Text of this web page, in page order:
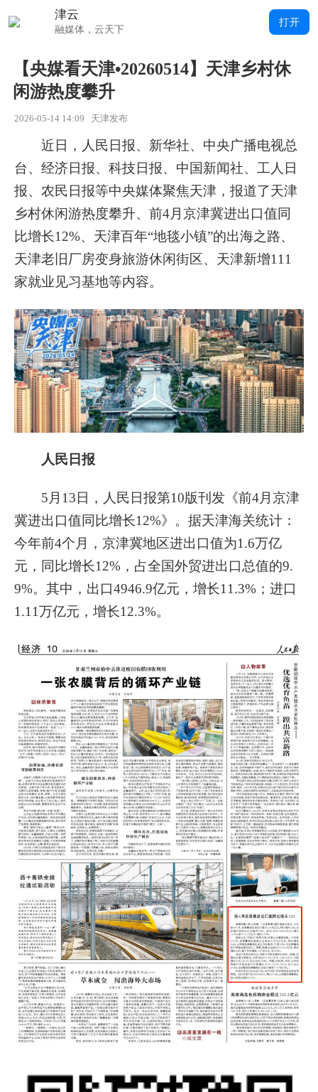
【央媒看天津•20260514】天津乡村休
闲游热度攀升
2026-05-14 14:09 天津发布
近日，人民日报、新华社、中央广播电视总
台、经济日报、科技日报、中国新闻社、工人日
报、农民日报等中央媒体聚焦天津，报道了天津
乡村休闲游热度攀升、前4月京津冀进出口值同
比增长12%、天津百年“地毯小镇”的出海之路、
天津老旧厂房变身旅游休闲街区、天津新增111
家就业见习基地等内容。
人民日报
5月13日，人民日报第10版刊发《前4月京津
冀进出口值同比增长12%》。 据天津海关统计：
今年前4个月，京津冀地区进出口值为1.6万亿
元，同比增长12%，占全国外贸进出口总值的9.
9%。其中，出口4946.9亿元，增长11.3%；进口
1.11万亿元，增长12.3%。
津云
融媒体，云天下
打开